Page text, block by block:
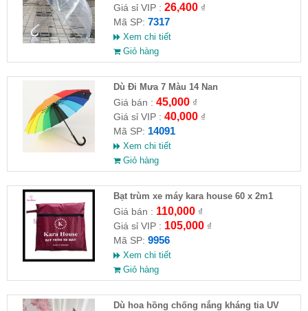
Giá sỉ VIP : 26,400₫
Mã SP: 7317
Xem chi tiết
Giỏ hàng
Dù Đi Mưa 7 Màu 14 Nan
Giá bán : 45,000₫
Giá sỉ VIP : 40,000₫
Mã SP: 14091
Xem chi tiết
Giỏ hàng
Bạt trùm xe máy kara house 60 x 2m1
Giá bán : 110,000₫
Giá sỉ VIP : 105,000₫
Mã SP: 9956
Xem chi tiết
Giỏ hàng
Dù hoa hồng chống nắng kháng tia UV